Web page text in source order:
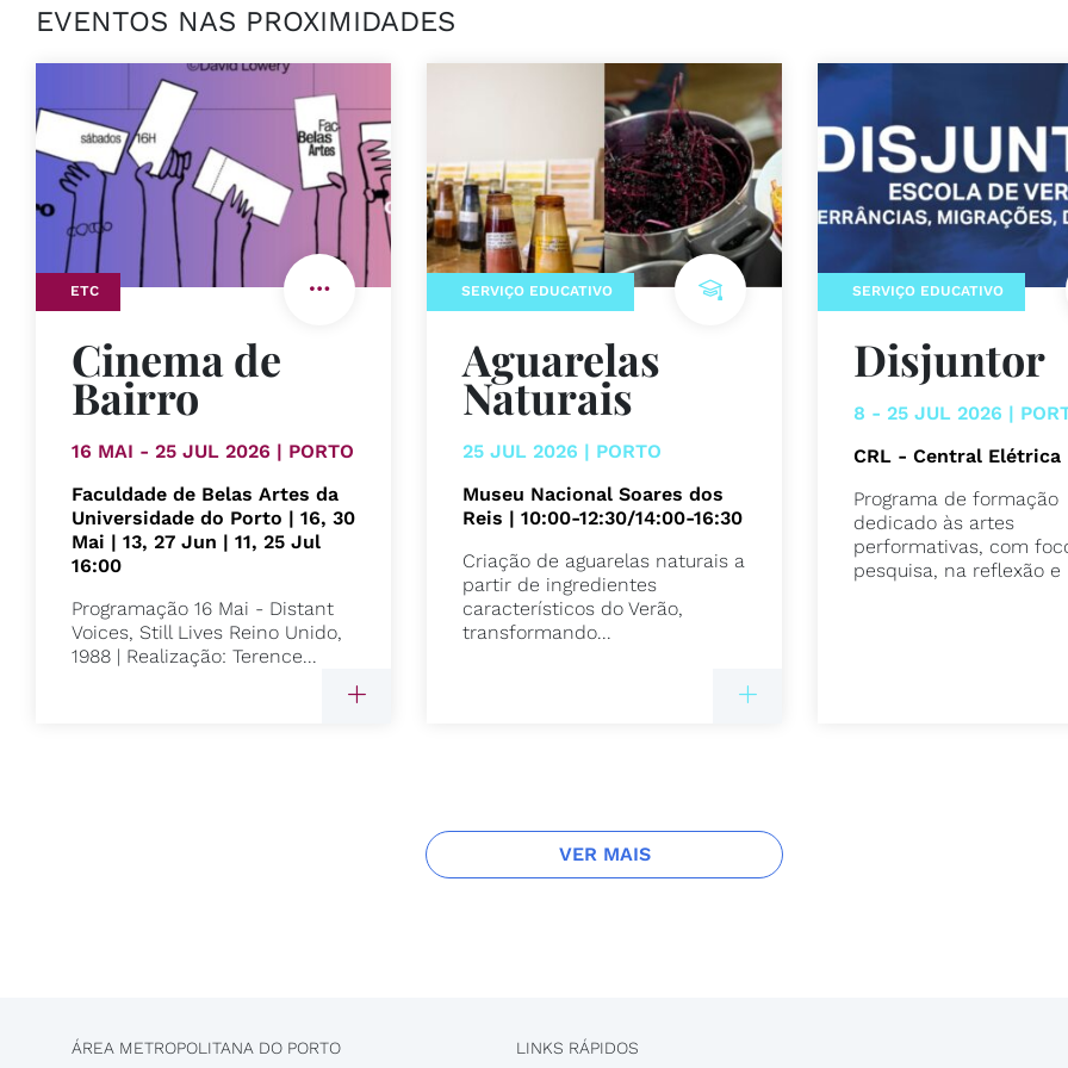
EVENTOS NAS PROXIMIDADES
ETC
Cinema de
Bairro
16 MAI - 25 JUL 2026 | PORTO
Faculdade de Belas Artes da
Universidade do Porto | 16, 30
Mai | 13, 27 Jun | 11, 25 Jul
16:00
Programação 16 Mai - Distant
Voices, Still Lives Reino Unido,
1988 | Realização: Terence...
SERVIÇO EDUCATIVO
Aguarelas
Naturais
25 JUL 2026 | PORTO
Museu Nacional Soares dos
Reis | 10:00-12:30/14:00-16:30
Criação de aguarelas naturais a
partir de ingredientes
característicos do Verão,
transformando...
SERVIÇO EDUCATIVO
Disjuntor
8 - 25 JUL 2026 |
CRL - Central Elétrica
Programa de formação
dedicado às artes
performativas, com
pesquisa, na reflexão e
VER MAIS
ÁREA METROPOLITANA DO PORTO LINKS RÁPIDOS